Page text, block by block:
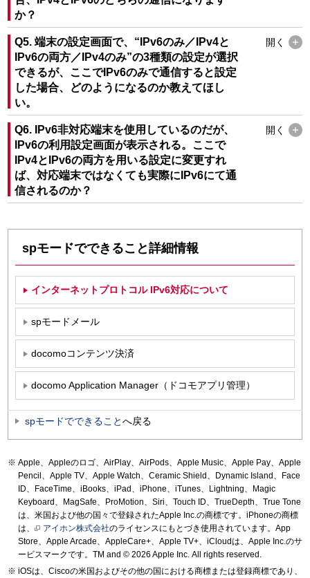
か？
Q5. 端末の設定画面で、“IPv6のみ／IPv4と
IPv6の両方／IPv4のみ”の3種類の設定が選択
できるが、ここでIPv6のみで通信すると設定
した場合、どのようになるのか教えてほし
い。
開く
Q6. IPv6非対応端末を使用しているのだが、
IPv6の利用設定画面が表示される。ここで
IPv4とIPv6の両方を用いる設定に変更すれ
ば、対応端末ではなくても実際にIPv6にて通
信されるのか？
開く
spモードでできること詳細情報
インターネットプロトコル IPv6対応について
spモードメール
docomoコンテンツ決済
docomo Application Manager（ドコモアプリ管理）
spモードでできることへ戻る
Apple、Appleのロゴ、AirPlay、AirPods、Apple Music、Apple Pay、Apple
Pencil、Apple TV、Apple Watch、Ceramic Shield、Dynamic Island、Face
ID、FaceTime、iBooks、iPad、iPhone、iTunes、Lightning、Magic
Keyboard、MagSafe、ProMotion、Siri、Touch ID、TrueDepth、True Tone
は、米国および他の国々で登録されたApple Inc.の商標です。iPhoneの商標
は、
アイホン株式会社のライセンスにもとづき使用されています。App
Store、Apple Arcade、AppleCare+、Apple TV+、iCloudは、Apple Inc.のサ
ービスマークです。TM and © 2026 Apple Inc. All rights reserved.
iOSは、Ciscoの米国およびその他の国における商標または登録商標であり、